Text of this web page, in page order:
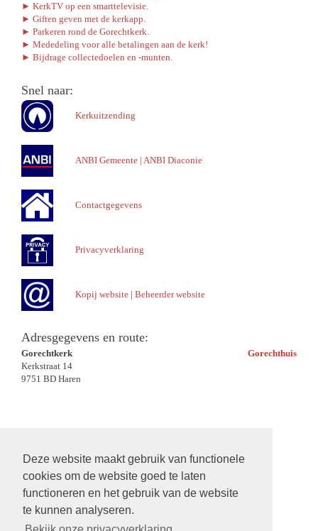
Deze website maakt gebruik van functionele
cookies om de website goed te laten
functioneren en het gebruik van de website
te kunnen analyseren.
► KerkTV op een smarttelevisie.
► Giften geven met de kerkapp.
► Parkeren rond de Gorechtkerk.
► Mededeling voor alle betalingen aan de kerk!
► Bijdrage collectedoelen en -munten.
Snel naar:
Kerkuitzending
ANBI Gemeente | ANBI Diaconie
Contactgegevens
Privacyverklaring
Kopij website | Beheerder website
Adresgegevens en route:
Gorechtkerk
Gorechthuis
Kerkstraat 14
9751 BD Haren